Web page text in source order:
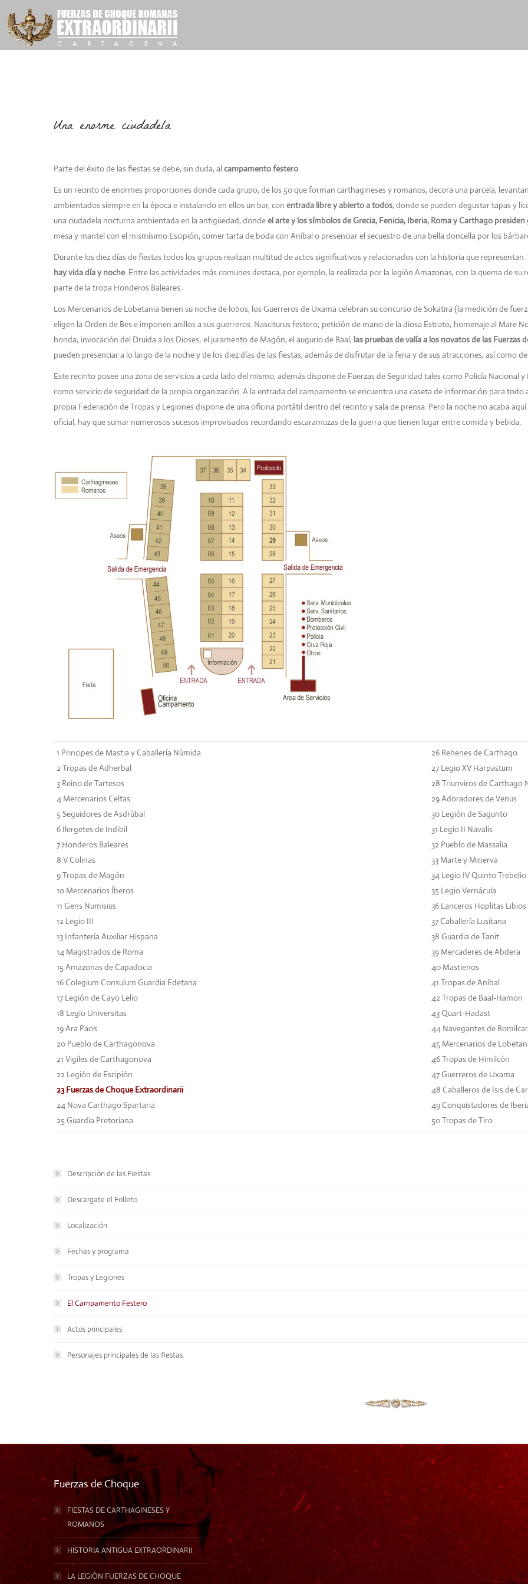
Una enorme ciudadela
Parte del éxito de las fiestas se debe, sin duda, al campamento festero.
Es un recinto de enormes proporciones donde cada grupo, de los 50 que forman carthagineses y romanos, decora una parcela,
ambientados siempre en la época e instalando en ellos un bar, con entrada libre y abierto a todos, donde se pueden degustar tapas y
una ciudadela nocturna ambientada en la antigüedad, dondeel arte y los símbolos de Grecia, Fenicia, Iberia, Roma y Carthago
mesa y mantel con el mismísimo Escipión, comer tarta de boda con Aníbal o presenciar el secuestro de una bella doncella por los
Durante los diez días de fiestas todos los grupos realizan multitud de actos significativosy relacionados con la historia que
hay vida día y noche. Entre las actividades más comunes destaca, por ejemplo, la realizada por la legión Amazonas, con la quema de
parte de la tropa Honderos Baleares.
Los Mercenarios de Lobetania tienen su noche de lobos, los Guerreros de Uxama celebran su concurso de Sokatira (la medición de
eligen la Orden de Bes e imponen anillos a sus guerreros. Nasciturus festero; petición de mano de la diosa Estrato; homenaje al Mare
honda; invocación del Druida a los Dioses; el juramento de Magón, el augurio de Baal, las pruebas de valía a los novatosde las Fuerzas
pueden presenciar a lo largo de la noche y de los diez días de las fiestas, además de disfrutar de la feria y de sus atracciones, así como
Este recinto posee una zona de servicios a cada lado del mismo, además dispone de Fuerzas de Seguridad tales como Policía Nacional
como servicio de seguridad de la propia organización. A la entrada del campamento se encuentra una caseta de información para todo
propia Federación de Tropas y Legiones dispone de una oficina portátil dentro del recinto y sala de prensa. Pero la noche no acaba
oficial, hay que sumar numerosos sucesos improvisados recordando escaramuzasde la guerra que tienen lugar entre comida y bebida.
1 Principes de Mastia y Caballería Númida
2 Tropas de Adherbal
3 Reino de Tartesos
4 Mercenarios Celtas
5Seguidores de Asdrúbal
6 Ilergetes de Indibil
7 Honderos Baleares
8 V Colinas
9Tropas de Magón
10 Mercenarios Íberos
11 Gens Numisius
12 Legio III
13 Infantería Auxiliar Hispana
14 Magistrados de Roma
15 Amazonas de Capadocia
16Colegium Consulum Guardia Edetana
17 Legión de Cayo Lelio
18 Legio Universitas
19Ara Pacis
20 Pueblo de Carthagonova
21 Vigiles de Carthagonova
22 Legión de Escipión
23Fuerzas de Choque Extraordinarii
24 Nova Carthago Spartaria
25Guardia Pretoriana
26 Rehenes de Carthago
27 Legio XV Harpastum
28 Triunviros de Carthago
29Adoradores de Venus
30 Legión de Sagunto
31 Legio II Navalis
32 Pueblo de Massalia
33 Marte y Minerva
34 Legio IV Quinto Trebelio
35 Legio Vernácula
36 Lanceros Hoplitas Libios
37Caballería Lusitana
38 Guardia de Tanit
39 Mercaderes de Abdera
40 Mastienos
41 Tropas de Aníbal
42 Tropas de Baal-Hamon
43Quart-Hadast
44 Navegantes de Bomilcar
45 Mercenarios de
46Tropas de Himilcón
47Guerreros de Uxama
48 Caballeros de Isis de
49Conquistadores de
50Tropas de Tiro
Descripción de las Fiestas
Descargate el Folleto
Localización
Fechas y programa
Tropas y Legiones
El Campamento Festero
Actos principales
Personajes principales de las fiestas
Fuerzas de Choque
FIESTAS DE CARTHAGINESES Y
ROMANOS
HISTORIA ANTIGUA EXTRAORDINARII
LA LEGIÓN FUERZAS DE CHOQUE